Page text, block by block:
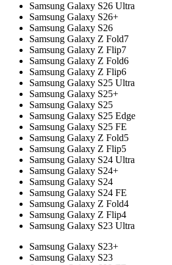
Samsung Galaxy S26 Ultra
Samsung Galaxy S26+
Samsung Galaxy S26
Samsung Galaxy Z Fold7
Samsung Galaxy Z Flip7
Samsung Galaxy Z Fold6
Samsung Galaxy Z Flip6
Samsung Galaxy S25 Ultra
Samsung Galaxy S25+
Samsung Galaxy S25
Samsung Galaxy S25 Edge
Samsung Galaxy S25 FE
Samsung Galaxy Z Fold5
Samsung Galaxy Z Flip5
Samsung Galaxy S24 Ultra
Samsung Galaxy S24+
Samsung Galaxy S24
Samsung Galaxy S24 FE
Samsung Galaxy Z Fold4
Samsung Galaxy Z Flip4
Samsung Galaxy S23 Ultra
Samsung Galaxy S23+
Samsung Galaxy S23